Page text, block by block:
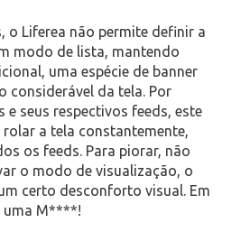
o Liferea não permite definir a
modo de lista, mantendo
uma espécie de banner
considerável da tela. Por
seus respectivos feeds, este
a tela constantemente,
os feeds. Para piorar, não
o modo de visualização, o
certo desconforto visual. Em
uma M****!